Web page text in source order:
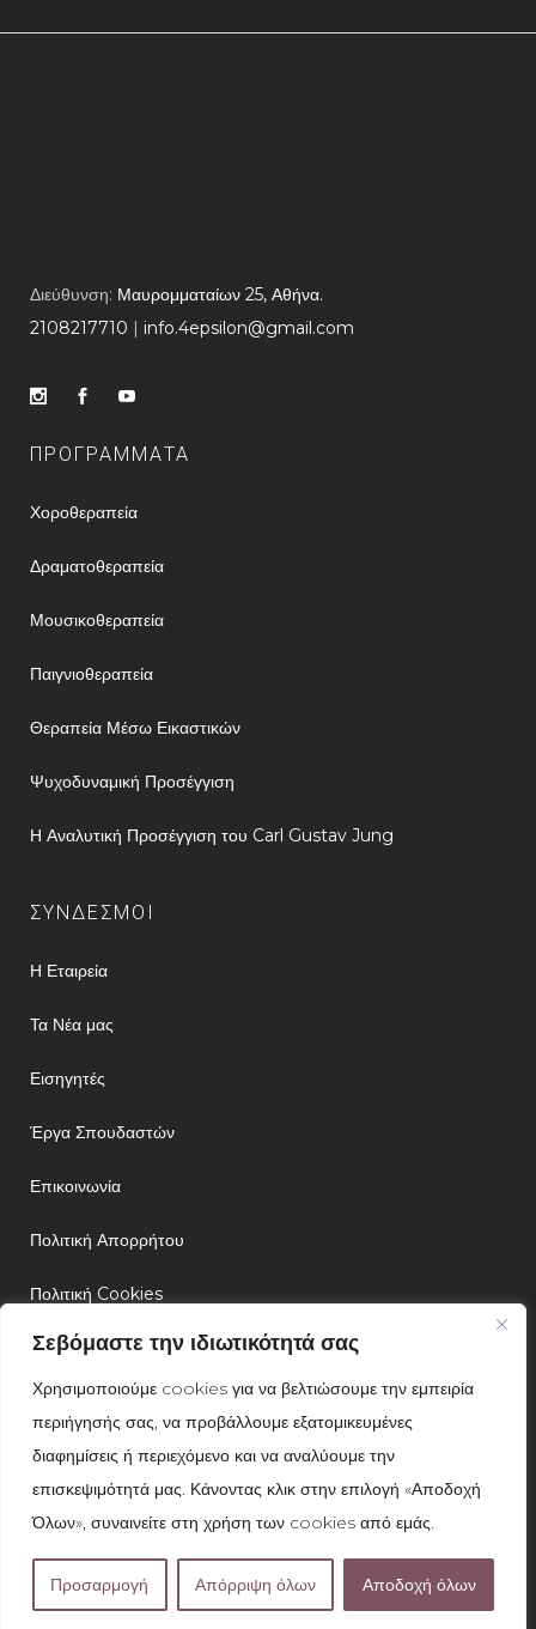
Σεβόμαστε την ιδιωτικότητά σας
Χρησιμοποιούμε cookies για να βελτιώσουμε την εμπειρία
περιήγησής σας, να προβάλλουμε εξατομικευμένες
διαφημίσεις ή περιεχόμενο και να αναλύουμε την
επισκεψιμότητά μας. Κάνοντας κλικ στην επιλογή «Αποδοχή
Όλων», συναινείτε στη χρήση των cookies από εμάς.
Προσαρμογή Απόρριψη όλων Αποδοχή όλων
Διεύθυνση: Μαυρομματαίων 25, Αθήνα.
2108217710 ​ | info.4epsilon@gmail.com
ΠΡΟΓΡΑΜΜΑΤΑ
Χοροθεραπεία
Δραματοθεραπεία
Μουσικοθεραπεία
Παιγνιοθεραπεία
Θεραπεία Μέσω Εικαστικών
Ψυχοδυναμική Προσέγγιση
Η Αναλυτική Προσέγγιση του Carl Gustav Jung
ΣΥΝΔΕΣΜΟΙ
Η Εταιρεία
Τα Νέα μας
Εισηγητές
Έργα Σπουδαστών
Επικοινωνία
Πολιτική Απορρήτου
Πολιτική Cookies